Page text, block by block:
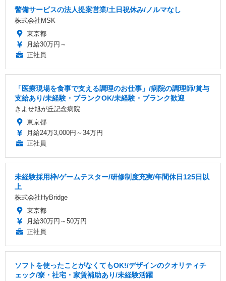
警備サービスの法人提案営業/土日祝休み/ノルマなし
株式会社MSK
東京都
月給30万円～
正社員
「医療現場を食事で支える調理のお仕事」/病院の調理師/賞与
支給あり/未経験・ブランクOK/未経験・ブランク歓迎
きよせ旭が丘記念病院
東京都
月給24万3,000円～34万円
正社員
未経験採用枠/ゲームテスター/研修制度充実/年間休日125日以
上
株式会社HyBridge
東京都
月給30万円～50万円
正社員
ソフトを使ったことがなくてもOK!/デザインのクオリティチ
ェック/寮・社宅・家賃補助あり/未経験活躍